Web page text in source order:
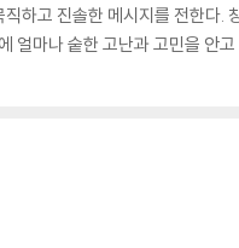
하고 진솔한 메시지를 전한다
얼마나 숱한 고난과 고민을 안